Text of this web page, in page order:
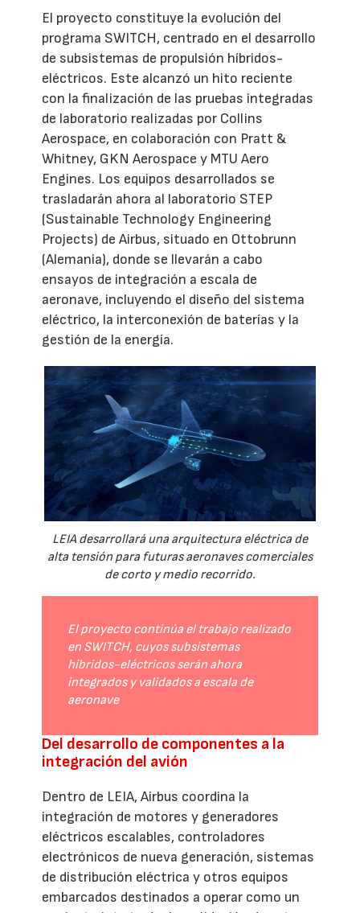
El proyecto constituye la evolución del
programa SWITCH, centrado en el desarrollo
de subsistemas de propulsión híbridos-
eléctricos. Este alcanzó un hito reciente
con la finalización de las pruebas integradas
de laboratorio realizadas por Collins
Aerospace, en colaboración con Pratt &
Whitney, GKN Aerospace y MTU Aero
Engines. Los equipos desarrollados se
trasladarán ahora al laboratorio STEP
(Sustainable Technology Engineering
Projects) de Airbus, situado en Ottobrunn
(Alemania), donde se llevarán a cabo
ensayos de integración a escala de
aeronave, incluyendo el diseño del sistema
eléctrico, la interconexión de baterías y la
gestión de la energía.
LEIA desarrollará una arquitectura eléctrica de
alta tensión para futuras aeronaves comerciales
de corto y medio recorrido.
El proyecto continúa el trabajo realizado
en SWITCH, cuyos subsistemas
híbridos-eléctricos serán ahora
integrados y validados a escala de
aeronave
Del desarrollo de componentes a la
integración del avión
Dentro de LEIA, Airbus coordina la
integración de motores y generadores
eléctricos escalables, controladores
electrónicos de nueva generación, sistemas
de distribución eléctrica y otros equipos
embarcados destinados a operar como un